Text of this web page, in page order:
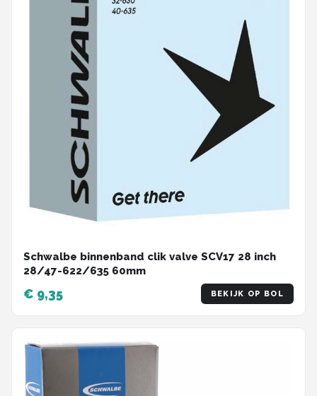
Schwalbe binnenband clik valve SCV17 28 inch
28/47-622/635 60mm
€ 9,35 BEKIJK OP BOL